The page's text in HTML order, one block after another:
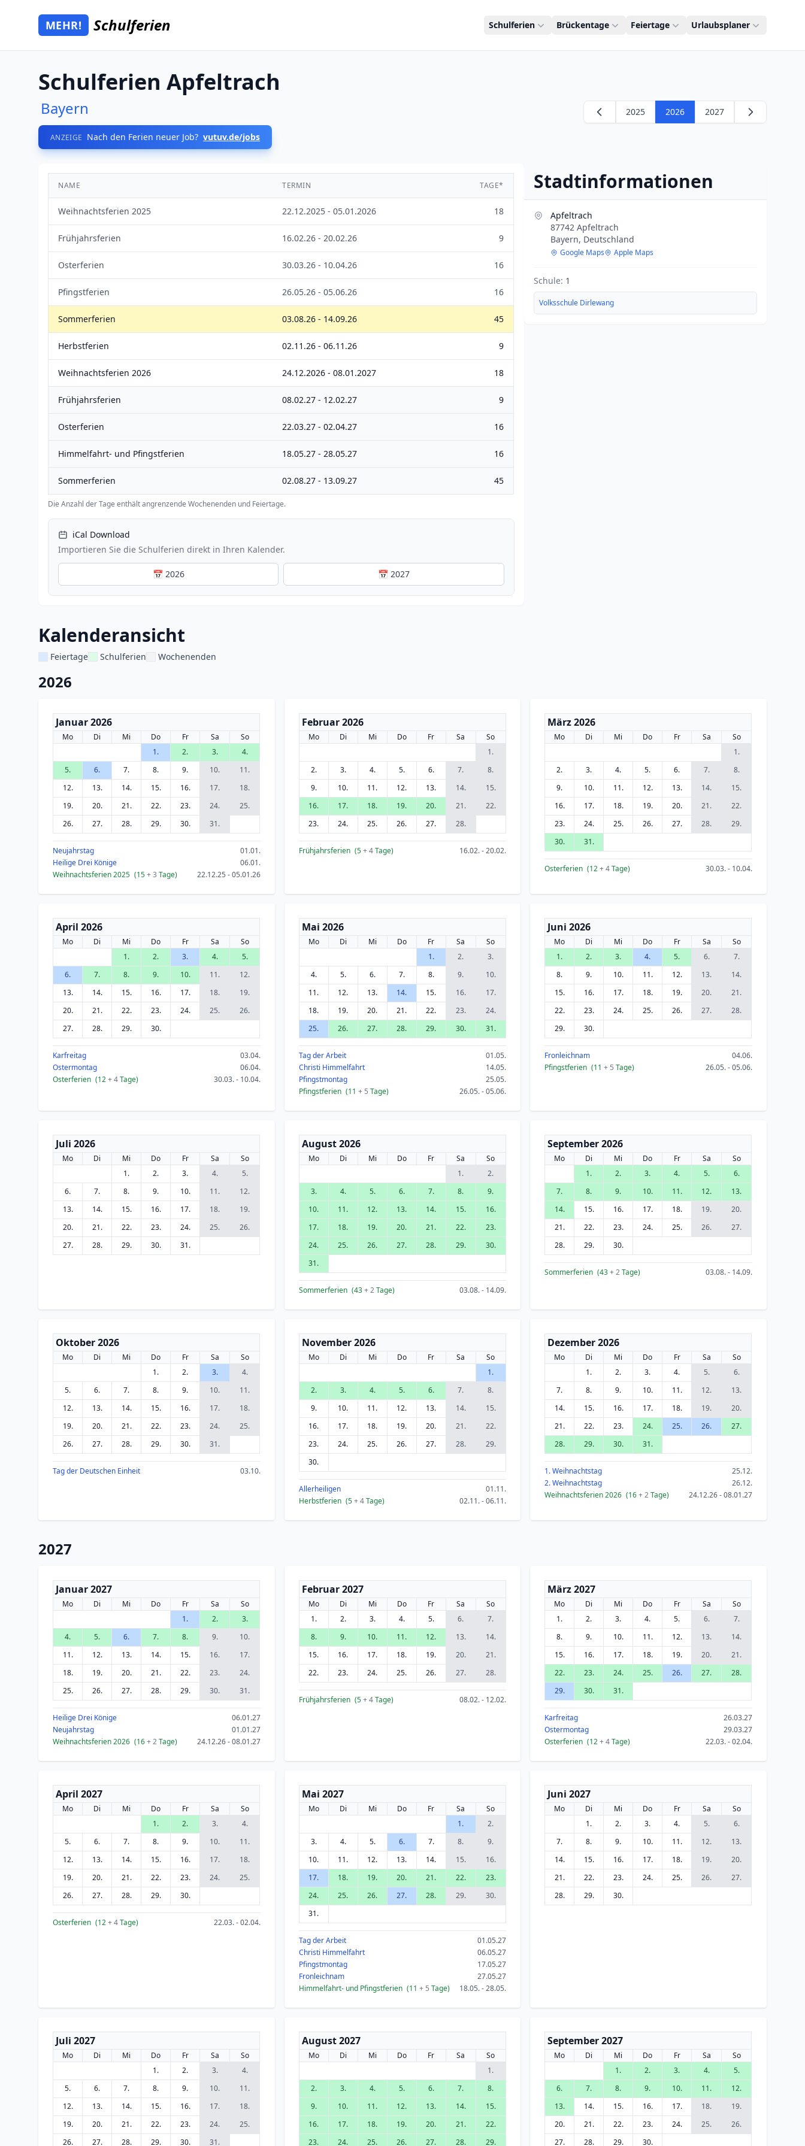
Zum Hauptinhalt springen
Mehr Schulferien
MEHR! Schulferien Schulferien Brückentage Feiertage Urlaubsplaner
Schulferien Apfeltrach
Bayern
ANZEIGE Nach den Ferien neuer Job? vutuv.de/jobs
2025 2026 2027
NAME TERMIN TAGE*
Weihnachtsferien 2025 22.12.2025 - 05.01.2026 18
Frühjahrsferien 16.02.26 - 20.02.26 9
Osterferien 30.03.26 - 10.04.26 16
Pfingstferien 26.05.26 - 05.06.26 16
Sommerferien 03.08.26 - 14.09.26 45
Herbstferien 02.11.26 - 06.11.26 9
Weihnachtsferien 2026 24.12.2026 - 08.01.2027 18
Frühjahrsferien 08.02.27 - 12.02.27 9
Osterferien 22.03.27 - 02.04.27 16
Himmelfahrt- und Pfingstferien 18.05.27 - 28.05.27 16
Sommerferien 02.08.27 - 13.09.27 45
Die Anzahl der Tage enthält angrenzende Wochenenden und Feiertage.
iCal Download
Importieren Sie die Schulferien direkt in Ihren Kalender.
📅 2026 📅 2027
Stadtinformationen
Apfeltrach
87742 Apfeltrach
Bayern, Deutschland
Google Maps Apple Maps
Schule: 1
Volksschule Dirlewang
Kalenderansicht
Feiertage Schulferien Wochenenden
2026
Januar 2026
Mo Di Mi Do Fr Sa
So
1.
2. 3.
4.
5.
6. 7. 8. 9. 10.
11.
12.
13. 14. 15. 16. 17.
18.
19.
20. 21. 22. 23. 24.
25.
26.
27. 28. 29. 30. 31.
Neujahrstag
01.01.
Heilige Drei Könige
06.01.
Weihnachtsferien 2025 (15+ 3 Tage) 22.12.25 - 05.01.26
Februar 2026
Mo Di Mi Do Fr Sa
So
1.
2.
3. 4. 5. 6. 7.
8.
9.
10. 11. 12. 13. 14.
15.
16.
17. 18. 19. 20. 21.
22.
23.
24. 25. 26. 27. 28.
Frühjahrsferien (5+ 4Tage) 16.02. - 20.02.
März 2026
Mo Di Mi Do Fr Sa
So
1.
2.
3. 4. 5. 6. 7.
8.
9.
10. 11. 12. 13. 14.
15.
16.
17. 18. 19. 20. 21.
22.
23.
24. 25. 26. 27. 28.
29.
30.
31.
Osterferien (12+ 4Tage) 30.03. - 10.04.
April 2026
Mo Di Mi Do Fr Sa
So
1.
2. 3. 4.
5.
6.
7. 8. 9. 10. 11.
12.
13.
14. 15. 16. 17. 18.
19.
20.
21. 22. 23. 24. 25.
26.
27.
28. 29. 30.
Karfreitag
03.04.
Ostermontag
06.04.
Osterferien (12+ 4Tage) 30.03. - 10.04.
Mai 2026
Mo Di Mi Do Fr Sa
So
1.
2.
3.
4.
5. 6. 7. 8. 9.
10.
11.
12. 13. 14. 15. 16.
17.
18.
19. 20. 21. 22. 23.
24.
25.
26. 27. 28. 29. 30. 31.
Tag der Arbeit
01.05.
Christi Himmelfahrt
14.05.
Pfingstmontag
25.05.
Pfingstferien (11 + 5 Tage) 26.05. - 05.06.
Juni 2026
Mo Di Mi Do Fr Sa
So
1.
2. 3. 4. 5. 6.
7.
8.
9. 10. 11. 12. 13.
14.
15.
16. 17. 18. 19. 20.
21.
22.
23. 24. 25. 26. 27.
28.
29.
30.
Fronleichnam
04.06.
Pfingstferien (11+ 5 Tage) 26.05. - 05.06.
Juli 2026
Mo Di Mi Do Fr Sa
So
1.
2. 3. 4.
5.
6.
7. 8. 9. 10. 11.
12.
13.
14. 15. 16. 17. 18.
19.
20.
21. 22. 23. 24. 25.
26.
27.
28. 29. 30. 31.
August 2026
Mo Di Mi Do Fr Sa
So
1.
2.
3.
4. 5. 6. 7. 8.
9.
10.
11. 12. 13. 14. 15.
16.
17.
18. 19. 20. 21. 22.
23.
24.
25. 26. 27. 28. 29.
30.
31.
Sommerferien (43+ 2Tage) 03.08. - 14.09.
September 2026
Mo Di Mi Do Fr Sa
So
1.
2. 3. 4. 5.
6.
7.
8. 9. 10. 11. 12.
13.
14.
15. 16. 17. 18. 19.
20.
21.
22. 23. 24. 25. 26.
27.
28.
29. 30.
Sommerferien (43+ 2Tage) 03.08. - 14.09.
Oktober 2026
Mo Di Mi Do Fr Sa
So
1.
2. 3.
4.
5.
6. 7. 8. 9. 10.
11.
12.
13. 14. 15. 16. 17.
18.
19.
20. 21. 22. 23. 24.
25.
26.
27. 28. 29. 30. 31.
Tag der Deutschen Einheit 03.10.
November 2026
Mo Di Mi Do Fr Sa
So
1.
2.
3. 4. 5. 6. 7.
8.
9.
10. 11. 12. 13. 14.
15.
16.
17. 18. 19. 20. 21.
22.
23.
24. 25. 26. 27. 28.
29.
30.
Allerheiligen
01.11.
Herbstferien (5+ 4Tage) 02.11. - 06.11.
Dezember 2026
Mo Di Mi Do Fr Sa
So
1.
2. 3. 4. 5.
6.
7.
8. 9. 10. 11. 12.
13.
14.
15. 16. 17. 18. 19.
20.
21.
22. 23. 24. 25. 26.
27.
28.
29. 30. 31.
1. Weihnachtstag
25.12.
2. Weihnachtstag
26.12.
Weihnachtsferien 2026 (16+ 2Tage) 24.12.26 - 08.01.27
2027
Januar 2027
Mo Di Mi Do Fr Sa
So
1.
2.
3.
4.
5. 6. 7. 8. 9.
10.
11.
12. 13. 14. 15. 16.
17.
18.
19. 20. 21. 22. 23.
24.
25.
26. 27. 28. 29. 30. 31.
Heilige Drei Könige
06.01.27
Neujahrstag
01.01.27
Weihnachtsferien 2026 (16+ 2Tage) 24.12.26 - 08.01.27
Februar 2027
Mo Di Mi Do Fr Sa
So
1.
2. 3. 4. 5. 6.
7.
8.
9. 10. 11. 12. 13.
14.
15.
16. 17. 18. 19. 20.
21.
22.
23. 24. 25. 26. 27. 28.
Frühjahrsferien (5+ 4Tage) 08.02. - 12.02.
März 2027
Mo Di Mi Do Fr Sa
So
1.
2. 3. 4. 5. 6.
7.
8.
9. 10. 11. 12. 13.
14.
15.
16. 17. 18. 19. 20.
21.
22.
23. 24. 25. 26. 27.
28.
29.
30. 31.
Karfreitag
26.03.27
Ostermontag
29.03.27
Osterferien (12+ 4Tage) 22.03. - 02.04.
April 2027
Mo Di Mi Do Fr Sa
So
1.
2. 3.
4.
5.
6. 7. 8. 9. 10.
11.
12.
13. 14. 15. 16. 17.
18.
19.
20. 21. 22. 23. 24.
25.
26.
27. 28. 29. 30.
Osterferien (12+ 4Tage) 22.03. - 02.04.
Mai 2027
Mo Di Mi Do Fr Sa
So
1.
2.
3.
4. 5. 6. 7. 8.
9.
10.
11. 12. 13. 14. 15.
16.
17.
18. 19. 20. 21. 22.
23.
24.
25. 26. 27. 28. 29.
30.
31.
Tag der Arbeit
01.05.27
Christi Himmelfahrt
06.05.27
Pfingstmontag
17.05.27
Fronleichnam
27.05.27
Himmelfahrt- und Pfingstferien (11 + 5 Tage) 18.05. - 28.05.
Juni 2027
Mo Di Mi Do Fr Sa
So
1.
2. 3. 4. 5.
6.
7.
8. 9. 10. 11. 12.
13.
14.
15. 16. 17. 18. 19.
20.
21.
22. 23. 24. 25. 26.
27.
28.
29. 30.
Juli 2027
Mo Di Mi Do Fr Sa
So
1.
2. 3.
4.
5.
6. 7. 8. 9. 10.
11.
12.
13. 14. 15. 16. 17.
18.
19.
20. 21. 22. 23. 24.
25.
26.
27. 28. 29. 30. 31.
August 2027
Mo Di Mi Do Fr Sa
So
1.
2.
3. 4. 5. 6. 7.
8.
9.
10. 11. 12. 13. 14.
15.
16.
17. 18. 19. 20. 21.
22.
23.
24. 25. 26. 27. 28. 29.
September 2027
Mo Di Mi Do Fr Sa
So
1.
2. 3. 4.
5.
6.
7. 8. 9. 10. 11.
12.
13.
14. 15. 16. 17. 18.
19.
20.
21. 22. 23. 24. 25.
26.
27.
28. 29. 30.